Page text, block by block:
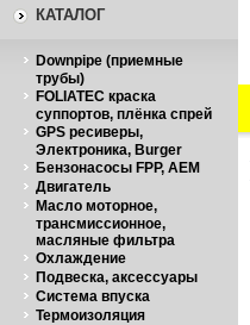
КАТАЛОГ
Downpipe (приемные
трубы)
FOLIATEC краска
суппортов, плёнка спрей
GPS ресиверы,
Электроника, Burger
Бензонасосы FPP, AEM
Двигатель
Масло моторное,
трансмиссионное,
масляные фильтра
Охлаждение
Подвеска, аксессуары
Система впуска
Термоизоляция